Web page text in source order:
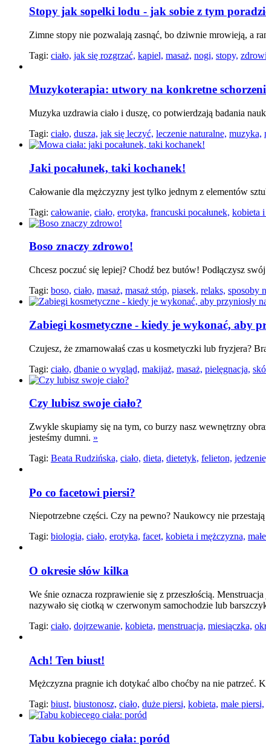
Stopy jak sopelki lodu - jak sobie z tym
Zimne stopy nie pozwalają zasnąć, bo dziwnie mrowieją, a
Tagi: ciało, jak się rozgrzać, kąpiel, masaż, nogi, stopy,
Muzykoterapia: utwory na konkretne
Muzyka uzdrawia ciało i duszę, co potwierdzają badania
Tagi: ciało, dusza, jak się leczyć, leczenie naturalne, muzyka,
Jaki pocałunek, taki kochanek!
Całowanie dla mężczyzny jest tylko jednym z elementów
Tagi: całowanie, ciało, erotyka, francuski pocałunek, kobieta
Boso znaczy zdrowo!
Chcesz poczuć się lepiej? Chodź bez butów! Podłączysz
Tagi: boso, ciało, masaż, masaż stóp, piasek, relaks, sposoby
Zabiegi kosmetyczne - kiedy je wykonać, aby
Czujesz, że zmarnowałaś czas u kosmetyczki lub fryzjera?
Tagi: ciało, dbanie o wygląd, makijaż, masaż, pielęgnacja,
Czy lubisz swoje ciało?
Zwykle skupiamy się na tym, co burzy nasz wewnętrzny
jesteśmy dumni. »
Tagi: Beata Rudzińska, ciało, dieta, dietetyk, felieton,
Po co facetowi piersi?
Niepotrzebne części. Czy na pewno? Naukowcy nie
Tagi: biologia, ciało, erotyka, facet, kobieta i mężczyzna,
O okresie słów kilka
We śnie oznacza rozprawienie się z przeszłością.
nazywało się ciotką w czerwonym samochodzie lub
Tagi: ciało, dojrzewanie, kobieta, menstruacja, miesiączka,
Ach! Ten biust!
Mężczyzna pragnie ich dotykać albo choćby na nie patrzeć.
Tagi: biust, biustonosz, ciało, duże piersi, kobieta, małe piersi,
Tabu kobiecego ciała: poród